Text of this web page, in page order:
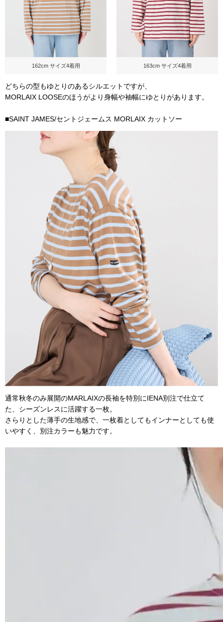
162cm サイズ4着用 163cm サイズ4着用
どちらの型もゆとりのあるシルエットですが、
MORLAIX LOOSEのほうがより身幅や袖幅にゆとりがあります。
■SAINT JAMES/セントジェームス MORLAIX カットソー
通常秋冬のみ展開のMARLAIXの長袖を特別にIENA別注で仕立て
た、シーズンレスに活躍する一枚。
さらりとした薄手の生地感で、一枚着としてもインナーとしても使
いやすく、別注カラーも魅力です。